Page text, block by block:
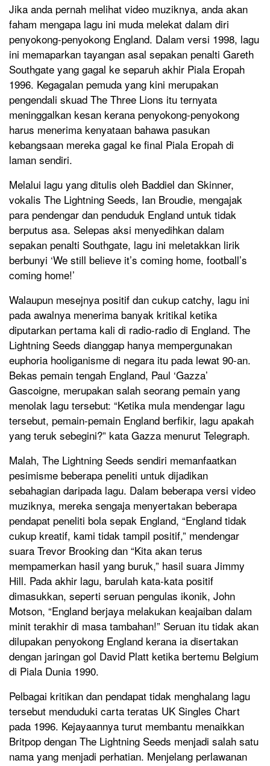
Jika anda pernah melihat video muziknya, anda akan
faham mengapa lagu ini muda melekat dalam diri
penyokong-penyokong England. Dalam versi 1998, lagu
ini memaparkan tayangan asal sepakan penalti Gareth
Southgate yang gagal ke separuh akhir Piala Eropah
1996. Kegagalan pemuda yang kini merupakan
pengendali skuad The Three Lions itu ternyata
meninggalkan kesan kerana penyokong-penyokong
harus menerima kenyataan bahawa pasukan
kebangsaan mereka gagal ke final Piala Eropah di
laman sendiri.
Melalui lagu yang ditulis oleh Baddiel dan Skinner,
vokalis The Lightning Seeds, Ian Broudie, mengajak
para pendengar dan penduduk England untuk tidak
berputus asa. Selepas aksi menyedihkan dalam
sepakan penalti Southgate, lagu ini meletakkan lirik
berbunyi ‘We still believe it’s coming home, football’s
coming home!’
Walaupun mesejnya positif dan cukup catchy, lagu ini
pada awalnya menerima banyak kritikal ketika
diputarkan pertama kali di radio-radio di England. The
Lightning Seeds dianggap hanya mempergunakan
euphoria hooliganisme di negara itu pada lewat 90-an.
Bekas pemain tengah England, Paul ‘Gazza’
Gascoigne, merupakan salah seorang pemain yang
menolak lagu tersebut: “Ketika mula mendengar lagu
tersebut, pemain-pemain England berfikir, lagu apakah
yang teruk sebegini?” kata Gazza menurut Telegraph.
Malah, The Lightning Seeds sendiri memanfaatkan
pesimisme beberapa peneliti untuk dijadikan
sebahagian daripada lagu. Dalam beberapa versi video
muziknya, mereka sengaja menyertakan beberapa
pendapat peneliti bola sepak England, “England tidak
cukup kreatif, kami tidak tampil positif,” mendengar
suara Trevor Brooking dan “Kita akan terus
mempamerkan hasil yang buruk,” hasil suara Jimmy
Hill. Pada akhir lagu, barulah kata-kata positif
dimasukkan, seperti seruan pengulas ikonik, John
Motson, “England berjaya melakukan keajaiban dalam
minit terakhir di masa tambahan!” Seruan itu tidak akan
dilupakan penyokong England kerana ia disertakan
dengan jaringan gol David Platt ketika bertemu Belgium
di Piala Dunia 1990.
Pelbagai kritikan dan pendapat tidak menghalang lagu
tersebut menduduki carta teratas UK Singles Chart
pada 1996. Kejayaannya turut membantu menaikkan
Britpop dengan The Lightning Seeds menjadi salah satu
nama yang menjadi perhatian. Menjelang perlawanan